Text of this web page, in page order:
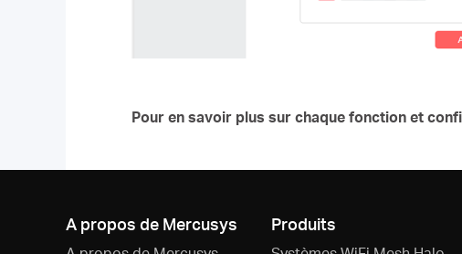
Pour en savoir plus sur chaque fonction et
A propos de Mercusys Produits